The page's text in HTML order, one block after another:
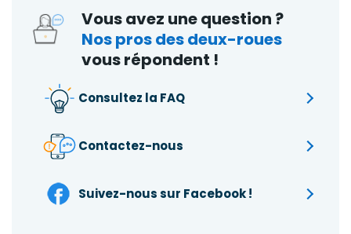
Vous avez une question ?
Nos pros des deux-roues
vous répondent !
Consultez la FAQ
Contactez-nous
Suivez-nous sur Facebook !